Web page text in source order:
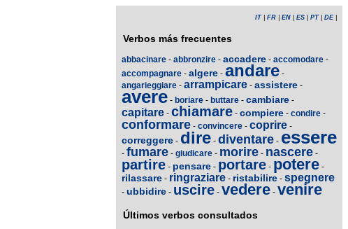
IT FR EN ES PT DE|
Verbos más frecuentes
abbacinare - abbronzire - accadere - accomodare -
accompagnare - algere - andare -
angarieggiare - arrampicare - assistere -
avere - boriare - buttare - cambiare -
capitare - chiamare - compiere - condire -
conformare - convincere - coprire -
correggere - dire - diventare - essere
- fumare - giudicare - morire - nascere -
partire - pensare - portare - potere -
rilassare - ringraziare - ristabilire - spegnere
- ubbidire - uscire - vedere - venire
Últimos verbos consultados